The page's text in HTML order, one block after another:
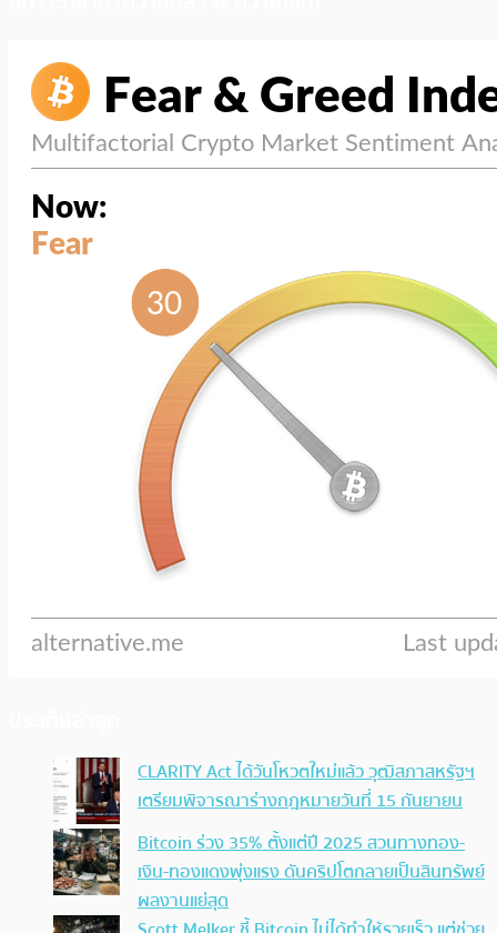
CLARITY Act ได้วันโหวตใหม่แล้ว วุฒิสภาสหรัฐฯ
เตรียมพิจารณาร่างกฎหมายวันที่ 15 กันยายน
Bitcoin ร่วง 35% ตั้งแต่ปี 2025 สวนทางทอง-
เงิน-ทองแดงพุ่งแรง ดันคริปโตกลายเป็นสินทรัพย์
ผลงานแย่สุด